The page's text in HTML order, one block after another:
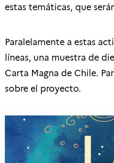
estas temáticas, que
Paralelamente a estas
líneas, una muestra de
Carta Magna de Chile.
sobre el proyecto.